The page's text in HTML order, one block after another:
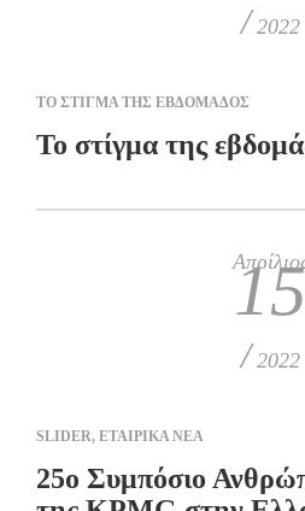
/ 2022
ΤΟ ΣΤΙΓΜΑ ΤΗΣ ΕΒΔΟΜΑΔΟΣ
Το στίγμα της
15
/ 2022
SLIDER, ΕΤΑΙΡΙΚΑ ΝΕΑ
25ο Συμπόσιο